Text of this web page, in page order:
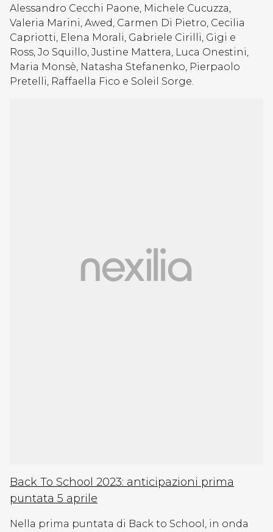
Alessandro Cecchi Paone, Michele Cucuzza,
Valeria Marini, Awed, Carmen Di Pietro, Cecilia
Capriotti, Elena Morali, Gabriele Cirilli, Gigi e
Ross, Jo Squillo, Justine Mattera, Luca Onestini,
Maria Monsè, Natasha Stefanenko, Pierpaolo
Pretelli, Raffaella Fico e Soleil Sorge.
Back To School 2023: anticipazioni prima
puntata 5 aprile
Nella prima puntata di Back to School, in onda